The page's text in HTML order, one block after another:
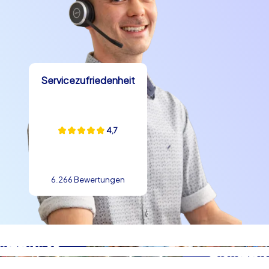
Tagesprogramms, weil sie nachhaltig verbinden und
gleichzeitig Spaß garantieren.
Rahmenprogramm in Bielefeld
Praxisbeispiele und Ablaufideen
Ein typischer Ablauf eines Rahmenprogramms in
Bielefeld beginnt mit einer kurzen Einweisung und
Teameinteilung auf einem zentralen Platz. Danach
starten die Teams zu ihren Touren: Einige wählen Smart
Touren und kombinieren Wissensfragen mit kreativen
Fotoaufgaben, andere stürzen sich in die Schatzsuche
beim Geocaching oder testen sich bei einer digitalen
iPad Tour. Stationen können so gelegt werden, dass sie
an Sparrenburg, Altstadt, Kunsthalle und Botanischem
Garten vorbeiführen, was dem Programm Sightseeing-
Servicezufriedenheit
4,7
6.266 Bewertungen